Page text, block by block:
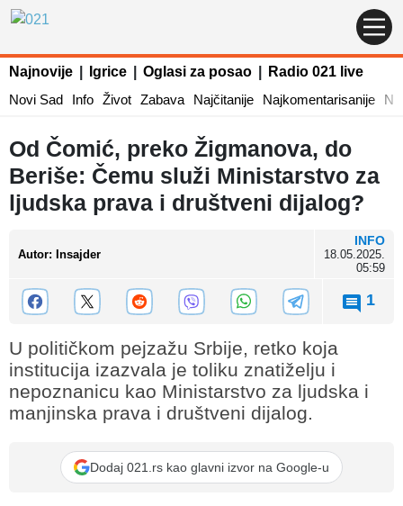
Najnovije Igrice Oglasi za posao
Radio 021 live
Novi Sad
Info Život Zabava Najčitanije Najkomentarisanije
Od Čomić, preko Žigmanova, do
Beriše: Čemu služi Ministarstvo za
ljudska prava i društveni dijalog?
Autor: Insajder
INFO
18.05.2025.
05:59
1
U političkom pejzažu Srbije, retko koja
institucija izazvala je toliku znatiželju i
nepoznanicu kao Ministarstvo za ljudska i
manjinska prava i društveni dijalog.
Dodaj 021.rs kao glavni izvor na Google-u